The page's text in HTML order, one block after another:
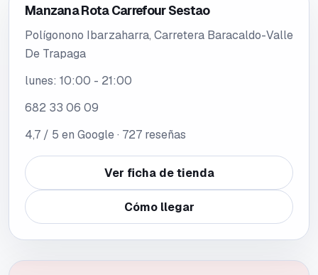
Manzana Rota Carrefour Sestao
Polígonono Ibarzaharra, Carretera Baracaldo-Valle
De Trapaga
lunes: 10:00 - 21:00
682 33 06 09
4,7 / 5 en Google · 727 reseñas
Ver ficha de tienda
Cómo llegar